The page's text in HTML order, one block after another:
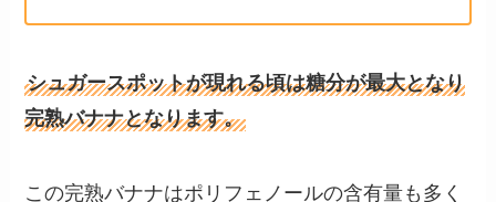
シュガースポットが現れる頃は糖分が最大となり
完熟バナナとなります。
この完熟バナナはポリフェノールの含有量も多く